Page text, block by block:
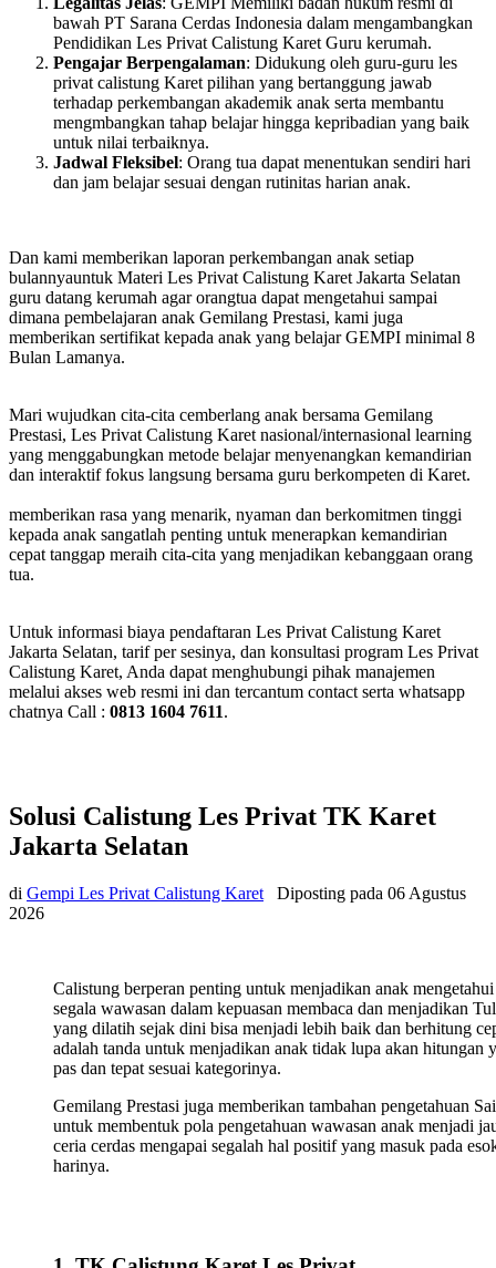
bawah PT Sarana Cerdas Indonesia dalam mengambangkan
Pendidikan Les Privat Calistung Karet Guru kerumah.
Pengajar Berpengalaman: Didukung oleh guru-guru les
privat calistung Karet pilihan yang bertanggung jawab
terhadap perkembangan akademik anak serta membantu
mengmbangkan tahap belajar hingga kepribadian yang baik
untuk nilai terbaiknya.
Jadwal Fleksibel: Orang tua dapat menentukan sendiri hari
dan jam belajar sesuai dengan rutinitas harian anak.
Dan kami memberikan laporan perkembangan anak setiap
bulannyauntuk Materi Les Privat Calistung Karet Jakarta Selatan
guru datang kerumah agar orangtua dapat mengetahui sampai
dimana pembelajaran anak Gemilang Prestasi, kami juga
memberikan sertifikat kepada anak yang belajar GEMPI minimal 8
Bulan Lamanya.
Mari wujudkan cita-cita cemberlang anak bersama Gemilang
Prestasi, Les Privat Calistung Karet nasional/internasional learning
yang menggabungkan metode belajar menyenangkan kemandirian
dan interaktif fokus langsung bersama guru berkompeten di Karet.
memberikan rasa yang menarik, nyaman dan berkomitmen tinggi
kepada anak sangatlah penting untuk menerapkan kemandirian
cepat tanggap meraih cita-cita yang menjadikan kebanggaan orang
tua.
Untuk informasi biaya pendaftaran Les Privat Calistung Karet
Jakarta Selatan, tarif per sesinya, dan konsultasi program Les Privat
Calistung Karet, Anda dapat menghubungi pihak manajemen
melalui akses web resmi ini dan tercantum contact serta whatsapp
chatnya Call : 0813 1604 7611.
Solusi Calistung Les Privat TK Karet
Jakarta Selatan
di Gempi Les Privat Calistung Karet Diposting pada 06 Agustus
2026
Calistung berperan penting untuk menjadikan anak mengetahui
segala wawasan dalam kepuasan membaca dan menjadikan
yang dilatih sejak dini bisa menjadi lebih baik dan berhitung
adalah tanda untuk menjadikan anak tidak lupa akan hitungan
pas dan tepat sesuai kategorinya.
Gemilang Prestasi juga memberikan tambahan pengetahuan
untuk membentuk pola pengetahuan wawasan anak menjadi
ceria cerdas mengapai segalah hal positif yang masuk pada
harinya.